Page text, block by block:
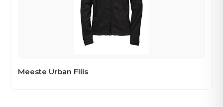
Meeste Urban Fliis